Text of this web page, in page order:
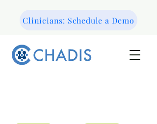
Clinicians: Schedule a Demo